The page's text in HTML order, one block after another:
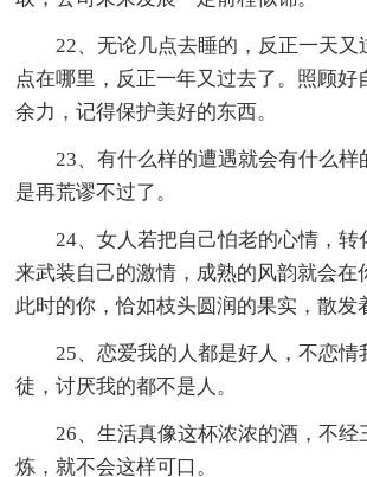
22、无论几点去睡的，反正一天又
点在哪里，反正一年又过去了。照顾好
余力，记得保护美好的东西。
23、有什么样的遭遇就会有什么样
是再荒谬不过了。
24、女人若把自己怕老的心情，转
来武装自己的激情，成熟的风韵就会在
此时的你，恰如枝头圆润的果实，散发
25、恋爱我的人都是好人，不恋情
徒，讨厌我的都不是人。
26、生活真像这杯浓浓的酒，不经
炼，就不会这样可口。